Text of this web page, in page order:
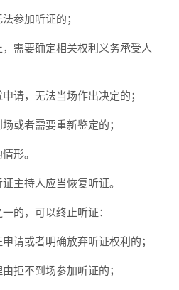
参加听证的；
，需要确定相关权利义务承受人
请，无法当场作出决定的；
或者需要重新鉴定的；
形。
主持人应当恢复听证。
的，可以终止听证：
或者明确放弃听证权利的；
不到场参加听证的；